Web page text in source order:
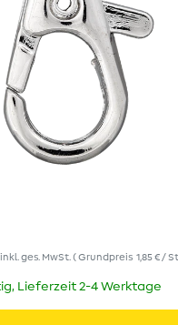
inkl. ges. MwSt.( Grundpreis 1,85 € /
Lieferzeit 2-4 Werktage